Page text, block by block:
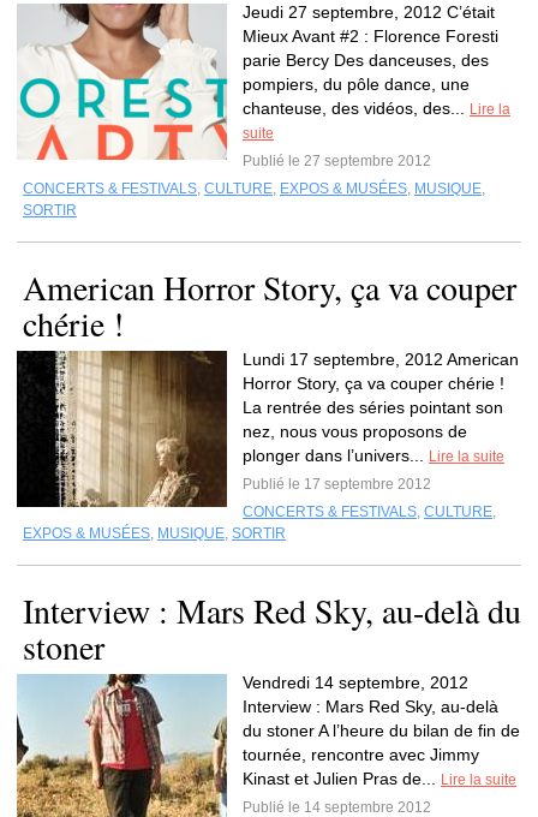
Jeudi 27 septembre, 2012 C’était
Mieux Avant #2 : Florence Foresti
parie Bercy Des danceuses, des
pompiers, du pôle dance, une
chanteuse, des vidéos, des...
Lire la
suite
Publié le 27 septembre 2012
CONCERTS & FESTIVALS, CULTURE, EXPOS & MUSÉES, MUSIQUE,
SORTIR
American Horror Story, ça va couper
chérie !
Lundi 17 septembre, 2012 American
Horror Story, ça va couper chérie !
La rentrée des séries pointant son
nez, nous vous proposons de
plonger dans l’univers...
Lire la suite
Publié le 17 septembre 2012
CONCERTS & FESTIVALS, CULTURE,
EXPOS & MUSÉES, MUSIQUE, SORTIR
Interview : Mars Red Sky, au-delà du
stoner
Vendredi 14 septembre, 2012
Interview : Mars Red Sky, au-delà
du stoner A l’heure du bilan de fin de
tournée, rencontre avec Jimmy
Kinast et Julien Pras de...
Lire la suite
Publié le 14 septembre 2012